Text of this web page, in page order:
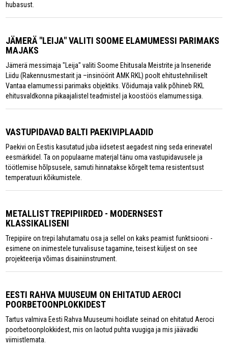
hubasust.
JÄMERÄ "LEIJA" VALITI SOOME ELAMUMESSI PARIMAKS
MAJAKS
Jämerä messimaja "Leija" valiti Soome Ehitusala Meistrite ja Inseneride
Liidu (Rakennusmestarit ja –insinöörit AMK RKL) poolt ehitustehniliselt
Vantaa elamumessi parimaks objektiks. Võidumaja valik põhineb RKL
ehitusvaldkonna pikaajalistel teadmistel ja koostöös elamumessiga.
VASTUPIDAVAD BALTI PAEKIVIPLAADID
Paekivi on Eestis kasutatud juba iidsetest aegadest ning seda erinevatel
eesmärkidel. Ta on populaarne materjal tänu oma vastupidavusele ja
töötlemise hõlpsusele, samuti hinnatakse kõrgelt tema resistentsust
temperatuuri kõikumistele.
METALLIST TREPIPIIRDED - MODERNSEST
KLASSIKALISENI
Trepipiire on trepi lahutamatu osa ja sellel on kaks peamist funktsiooni -
esimene on inimestele turvalisuse tagamine, teisest küljest on see
projekteerija võimas disainiinstrument.
EESTI RAHVA MUUSEUM ON EHITATUD AEROCI
POORBETOONPLOKKIDEST
Tartus valmiva Eesti Rahva Muuseumi hoidlate seinad on ehitatud Aeroci
poorbetoonplokkidest, mis on laotud puhta vuugiga ja mis jäävadki
viimistlemata.